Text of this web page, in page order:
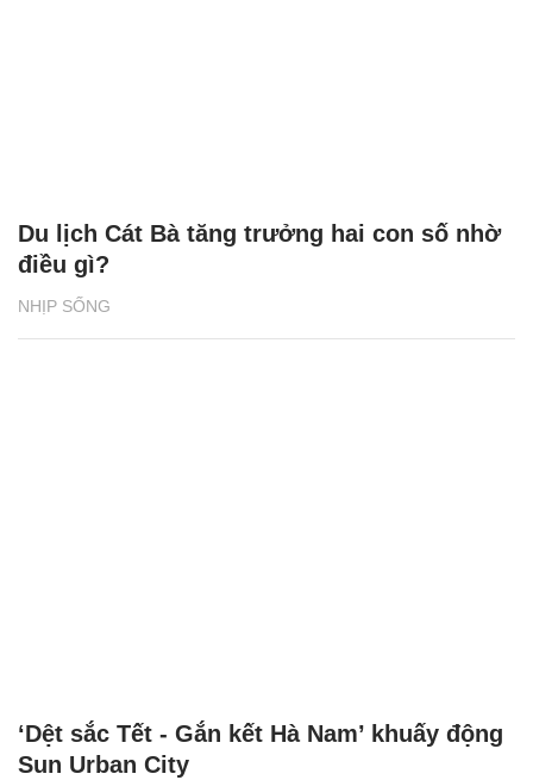
NHỊP SỐNG
Du lịch Cát Bà tăng trưởng hai con số nhờ
điều gì?
‘Dệt sắc Tết - Gắn kết Hà Nam’ khuấy động
Sun Urban City